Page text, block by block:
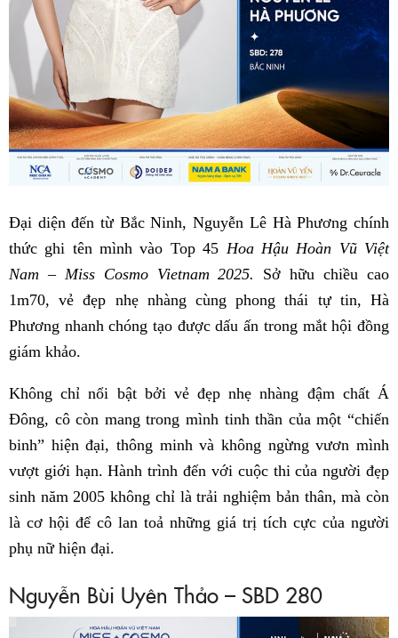
Đại diện đến từ Bắc Ninh, Nguyễn Lê Hà Phương chính
thức ghi tên mình vào Top 45 Hoa Hậu Hoàn Vũ Việt
Nam – Miss Cosmo Vietnam 2025.
Sở hữu chiều cao
1m70, vẻ đẹp nhẹ nhàng cùng phong thái tự tin, Hà
Phương nhanh chóng tạo được dấu ấn trong mắt hội đồng
giám khảo.
Không chỉ nổi bật bởi vẻ đẹp nhẹ nhàng đậm chất Á
Đông, cô còn mang trong mình tinh thần của một “chiến
binh” hiện đại, thông minh và không ngừng vươn mình
vượt giới hạn. Hành trình đến với cuộc thi của người đẹp
sinh năm 2005 không chỉ là trải nghiệm bản thân, mà còn
là cơ hội để cô lan toả những giá trị tích cực của người
phụ nữ hiện đại.
Nguyễn Bùi Uyên Thảo – SBD 280